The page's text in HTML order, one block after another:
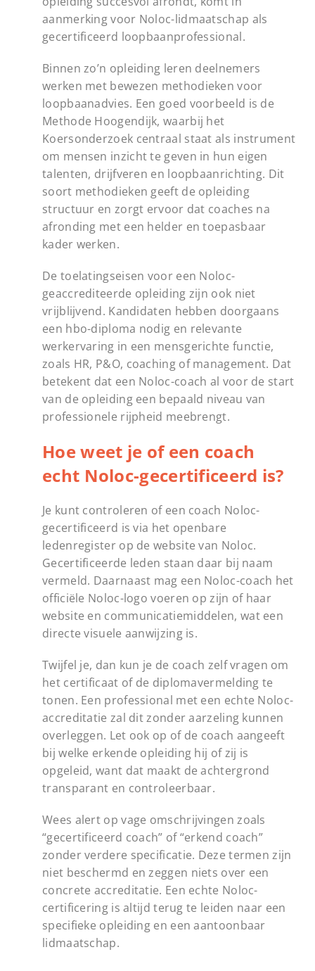
aanmerking voor Noloc-lidmaatschap als
gecertificeerd loopbaanprofessional.
Binnen zo’n opleiding leren deelnemers
werken met bewezen methodieken voor
loopbaanadvies. Een goed voorbeeld is de
Methode Hoogendijk, waarbij het
Koersonderzoek centraal staat als instrument
om mensen inzicht te geven in hun eigen
talenten, drijfveren en loopbaanrichting. Dit
soort methodieken geeft de opleiding
structuur en zorgt ervoor dat coaches na
afronding met een helder en toepasbaar
kader werken.
De toelatingseisen voor een Noloc-
geaccrediteerde opleiding zijn ook niet
vrijblijvend. Kandidaten hebben doorgaans
een hbo-diploma nodig en relevante
werkervaring in een mensgerichte functie,
zoals HR, P&O, coaching of management. Dat
betekent dat een Noloc-coach al voor de start
van de opleiding een bepaald niveau van
professionele rijpheid meebrengt.
Hoe weet je of een coach
echt Noloc-gecertificeerd is?
Je kunt controleren of een coach Noloc-
gecertificeerd is via het openbare
ledenregister op de website van Noloc.
Gecertificeerde leden staan daar bij naam
vermeld. Daarnaast mag een Noloc-coach het
officiële Noloc-logo voeren op zijn of haar
website en communicatiemiddelen, wat een
directe visuele aanwijzing is.
Twijfel je, dan kun je de coach zelf vragen om
het certificaat of de diplomavermelding te
tonen. Een professional met een echte Noloc-
accreditatie zal dit zonder aarzeling kunnen
overleggen. Let ook op of de coach aangeeft
bij welke erkende opleiding hij of zij is
opgeleid, want dat maakt de achtergrond
transparant en controleerbaar.
Wees alert op vage omschrijvingen zoals
“gecertificeerd coach” of “erkend coach”
zonder verdere specificatie. Deze termen zijn
niet beschermd en zeggen niets over een
concrete accreditatie. Een echte Noloc-
certificering is altijd terug te leiden naar een
specifieke opleiding en een aantoonbaar
lidmaatschap.